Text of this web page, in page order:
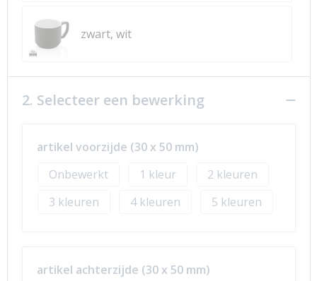
zwart, wit
2. Selecteer een bewerking
artikel voorzijde (30 x 50 mm)
Onbewerkt
1
2
3
4 5
artikel achterzijde (30 x 50 mm)